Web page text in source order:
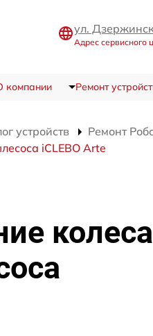
ул.
Адрес сервисного
компании Ремонт
устройств Ремонт
iCLEBO Arte
колеса